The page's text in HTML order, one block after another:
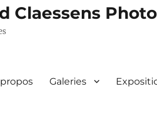
Claessens
Galeries